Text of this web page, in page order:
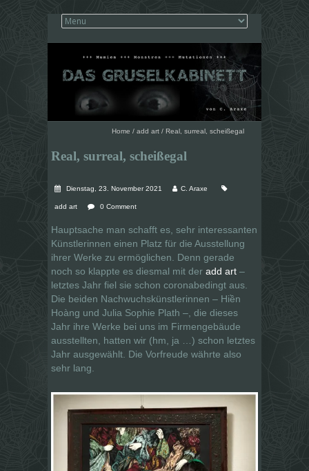
Home / add art / Real, surreal, scheißegal
Real, surreal, scheißegal
Dienstag, 23. November 2021 C. Araxe
add art 0 Comment
Hauptsache man schafft es, sehr interessanten
Künstlerinnen einen Platz für die Ausstellung
ihrer Werke zu ermöglichen. Denn gerade
noch so klappte es diesmal mit der add art –
letztes Jahr fiel sie schon coronabedingt aus.
Die beiden Nachwuchskünstlerinnen – Hiền
Hoàng und Julia Sophie Plath –, die dieses
Jahr ihre Werke bei uns im Firmengebäude
ausstellten, hatten wir (hm, ja …) schon letztes
Jahr ausgewählt. Die Vorfreude währte also
sehr lang.